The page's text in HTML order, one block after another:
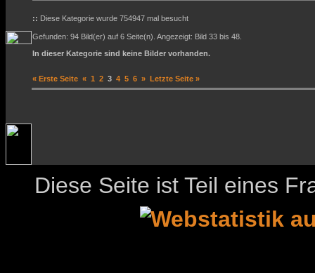
:: Diese Kategorie wurde 754947 mal besucht
Gefunden: 94 Bild(er) auf 6 Seite(n). Angezeigt: Bild 33 bis 48.
In dieser Kategorie sind keine Bilder vorhanden.
« Erste Seite « 1 2 3 4 5 6 » Letzte Seite »
Diese Seite ist Teil eines